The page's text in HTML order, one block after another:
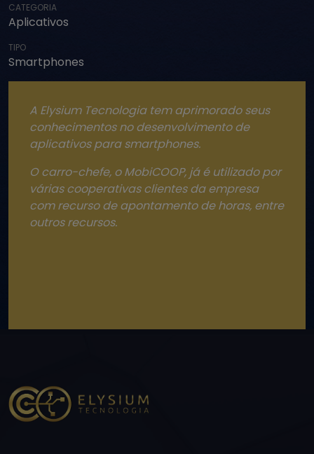
CATEGORIA
Aplicativos
TIPO
Smartphones
A Elysium Tecnologia tem aprimorado seus
conhecimentos no desenvolvimento de
aplicativos para smartphones.
O carro-chefe, o MobiCOOP, já é utilizado por
várias cooperativas clientes da empresa
com recurso de apontamento de horas, entre
outros recursos.